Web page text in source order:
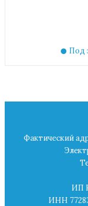
Под
Фактический
ИП
ИНН